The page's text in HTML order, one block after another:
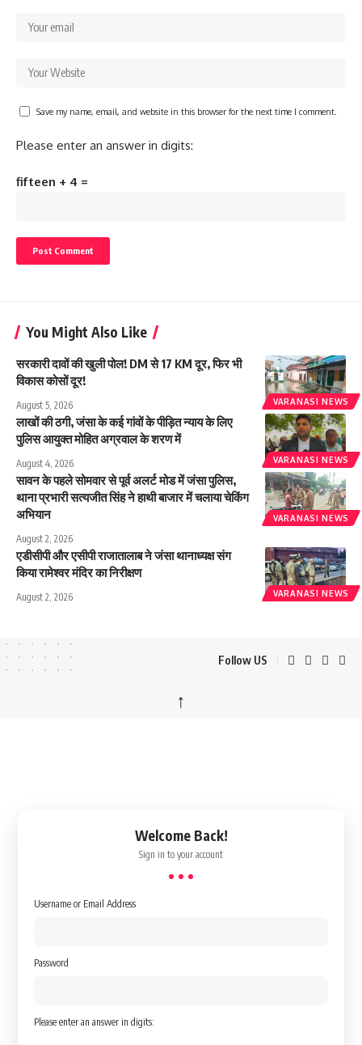
Save my name, email, and website in this browser for the next time I comment.
Please enter an answer in digits:
fifteen + 4 =
You Might Also Like
VARANASI NEWS
सरकारी दावों की खुली पोल! DM से 17 KM दूर, फिर भी
विकास कोसों दूर!
August 5, 2026
VARANASI NEWS
लाखों की ठगी, जंसा के कई गांवों के पीड़ित न्याय के लिए
पुलिस आयुक्त मोहित अग्रवाल के शरण में
August 4, 2026
VARANASI NEWS
सावन के पहले सोमवार से पूर्व अलर्ट मोड में जंसा पुलिस,
थाना प्रभारी सत्यजीत सिंह ने हाथी बाजार में चलाया चेकिंग
अभियान
August 2, 2026
VARANASI NEWS
एडीसीपी और एसीपी राजातालाब ने जंसा थानाध्यक्ष संग
किया रामेश्वर मंदिर का निरीक्षण
August 2, 2026
Follow US
↑
Welcome Back!
Sign in to your account
Username or Email Address
Password
Please enter an answer in digits: